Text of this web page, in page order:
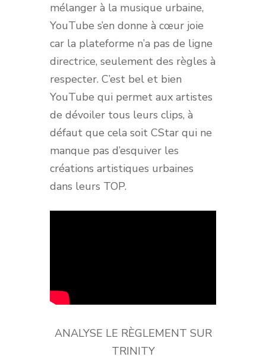
mélanger à la musique urbaine,
YouTube s’en donne à cœur joie
car la plateforme n’a pas de ligne
directrice, seulement des règles à
respecter. C’est bel et bien
YouTube qui permet aux artistes
de dévoiler tous leurs clips, à
défaut que cela soit CStar qui ne
manque pas d’esquiver les
créations artistiques urbaines
dans leurs TOP.
ANALYSE LE RÈGLEMENT SUR
TRINITY